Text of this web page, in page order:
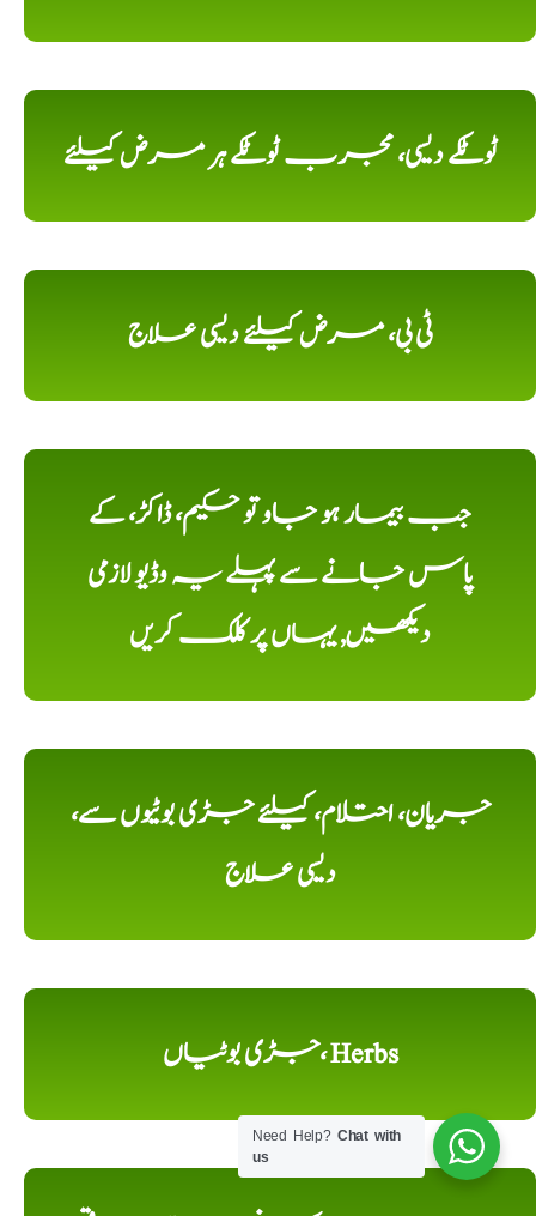
ٹوٹکے دیسی، مجرب ٹوٹکے ہر مرض کیلئے
ٹی بی، مرض کیلئے دیسی علاج
جب بیمار ہو جاو تو حکیم، ڈاکڑ، کے
پاس جانے سے پہلے یہ وڈیو لازمی
دیکھیں, یہاں پر کلک کریں
جریان، احتلام، کیلئے جڑی بوٹیوں سے،
دیسی علاج
جڑی بوٹیاں، Herbs
Need Help?Chat with
us